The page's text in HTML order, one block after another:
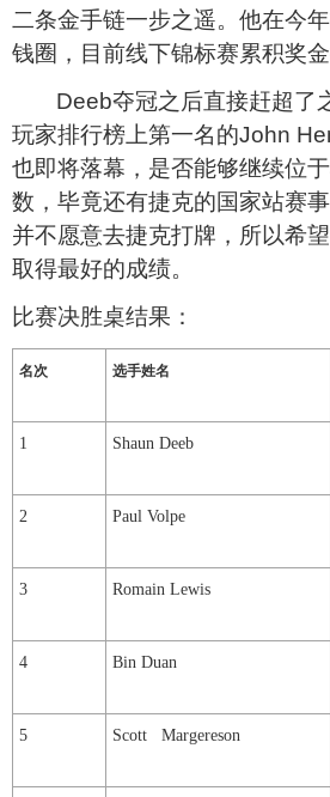
二条金手链一步之遥。他在今
钱圈，目前线下锦标赛累积奖
Deeb夺冠之后直接赶超了
玩家排行榜上第一名的John
也即将落幕，是否能够继续位
数，毕竟还有捷克的国家站赛
并不愿意去捷克打牌，所以希
取得最好的成绩。
比赛决胜桌结果：
名次 选手姓名
1 Shaun Deeb
2 Paul Volpe
3 Romain Lewis
4 Bin Duan
5 Scott Margereson